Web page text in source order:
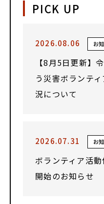
PICK UP
2026.08.06 お
【8月5日更新】
う災害ボランテ
況について
2026.07.31 お
ボランティア活
開始のお知らせ